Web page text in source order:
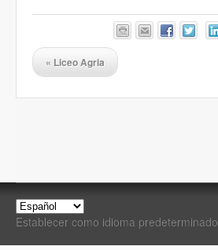
« Liceo Agria
Establecer como idioma predeterminado